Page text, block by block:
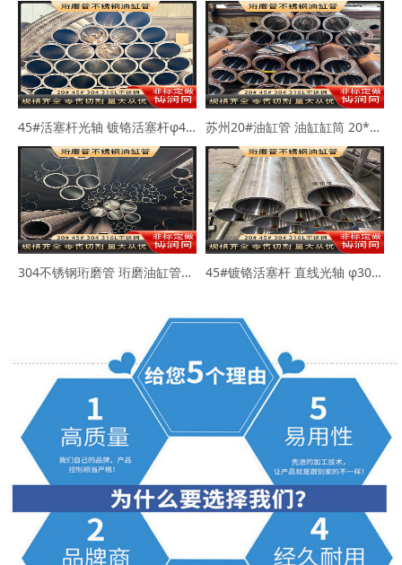
45#活塞杆光轴 镀铬活塞杆φ40-50mm 苏州20#油缸管 油缸缸筒 20*30 40*50
304不锈钢珩磨管 珩磨油缸管63*73 80*89 45#镀铬活塞杆 直线光轴 φ30-45-50mm